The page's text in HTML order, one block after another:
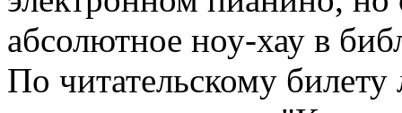
абсолютное ноу-хау в
По читательскому